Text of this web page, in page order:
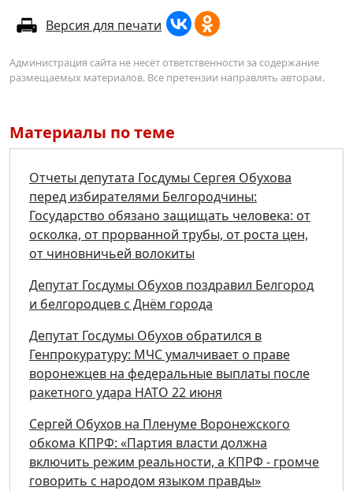
Версия для печати
Администрация сайта не несёт ответственности за содержание
размещаемых материалов. Все претензии направлять авторам.
Материалы по теме
Отчеты депутата Госдумы Сергея Обухова
перед избирателями Белгородчины:
Государство обязано защищать человека: от
осколка, от прорванной трубы, от роста цен,
от чиновничьей волокиты
Депутат Госдумы Обухов поздравил Белгород
и белгородцев с Днём города
Депутат Госдумы Обухов обратился в
Генпрокуратуру: МЧС умалчивает о праве
воронежцев на федеральные выплаты после
ракетного удара НАТО 22 июня
Сергей Обухов на Пленуме Воронежского
обкома КПРФ: «Партия власти должна
включить режим реальности, а КПРФ - громче
говорить с народом языком правды»